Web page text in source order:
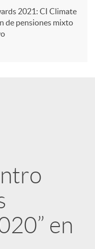
2021: CI Climate
de pensiones mixto
en